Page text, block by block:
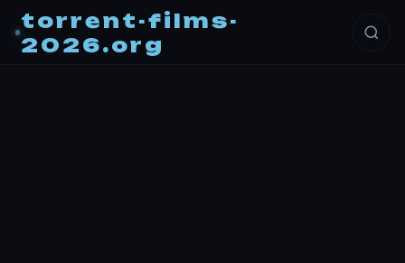
torrent-films-
2026.org